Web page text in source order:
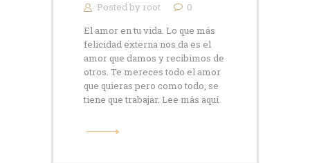
Posted by root
0
El amor en tu vida. Lo que más
felicidad externa nos da es el
amor que damos y recibimos de
otros. Te mereces todo el amor
que quieras pero como todo, se
tiene que trabajar. Lee más aquí